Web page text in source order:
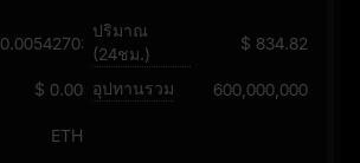
ปริมาณ
(24ชม.)
$ 834.82
$ 0.00 อุปทานรวม
600,000,000
ETH